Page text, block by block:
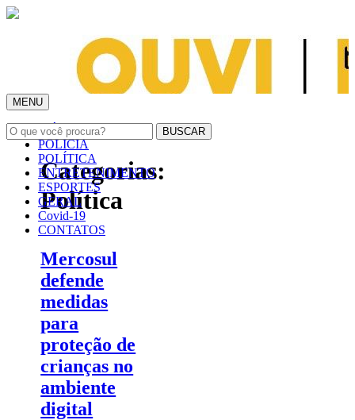
MENU
INÍCIO
POLÍCIA
POLÍTICA
ENTRETENIMENTO
ESPORTES
GERAL
Covid-19
CONTATOS
Categorias:
Política
Mercosul
defende
medidas
para
proteção de
crianças no
ambiente
digital